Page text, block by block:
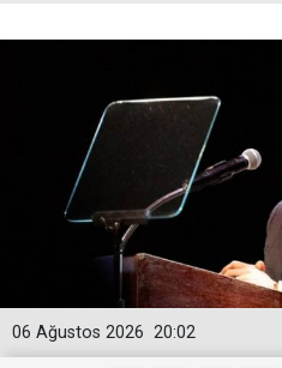
20:02
06 Ağustos 2026